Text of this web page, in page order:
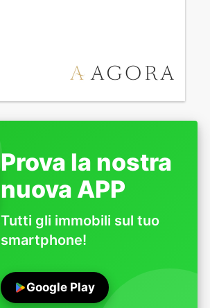
Prova la nostra
nuova APP
Tutti gli immobili sul tuo
smartphone!
Google Play